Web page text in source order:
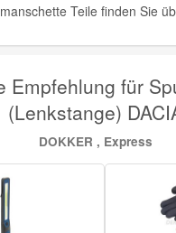
Teile finden Sie
Empfehlung für
(Lenkstange)
DOKKER , Express